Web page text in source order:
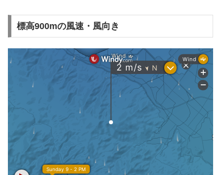
標高900mの風速・風向き